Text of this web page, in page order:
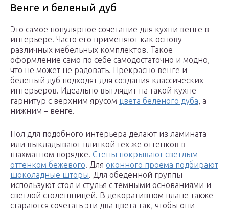
Венге и беленый дуб
Это самое популярное сочетание для кухни венге в
интерьере. Часто его применяют как основу
различных мебельных комплектов. Такое
оформление само по себе самодостаточно и модно,
что не может не радовать. Прекрасно венге и
беленый дуб подходят для создания классических
интерьеров. Идеально выглядит на такой кухне
гарнитур с верхним ярусом цвета беленого дуба, а
нижним – венге.
Пол для подобного интерьера делают из ламината
или выкладывают плиткой тех же оттенков в
шахматном порядке. Стены покрывают светлым
оттенком бежевого. Для оконного проема подбирают
шоколадные шторы. Для обеденной группы
используют стол и стулья с темными основаниями и
светлой столешницей. В декоративном плане также
стараются сочетать эти два цвета так, чтобы они